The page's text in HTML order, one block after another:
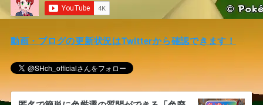
動画・ブログの更新状況はTwitterから確認できます！